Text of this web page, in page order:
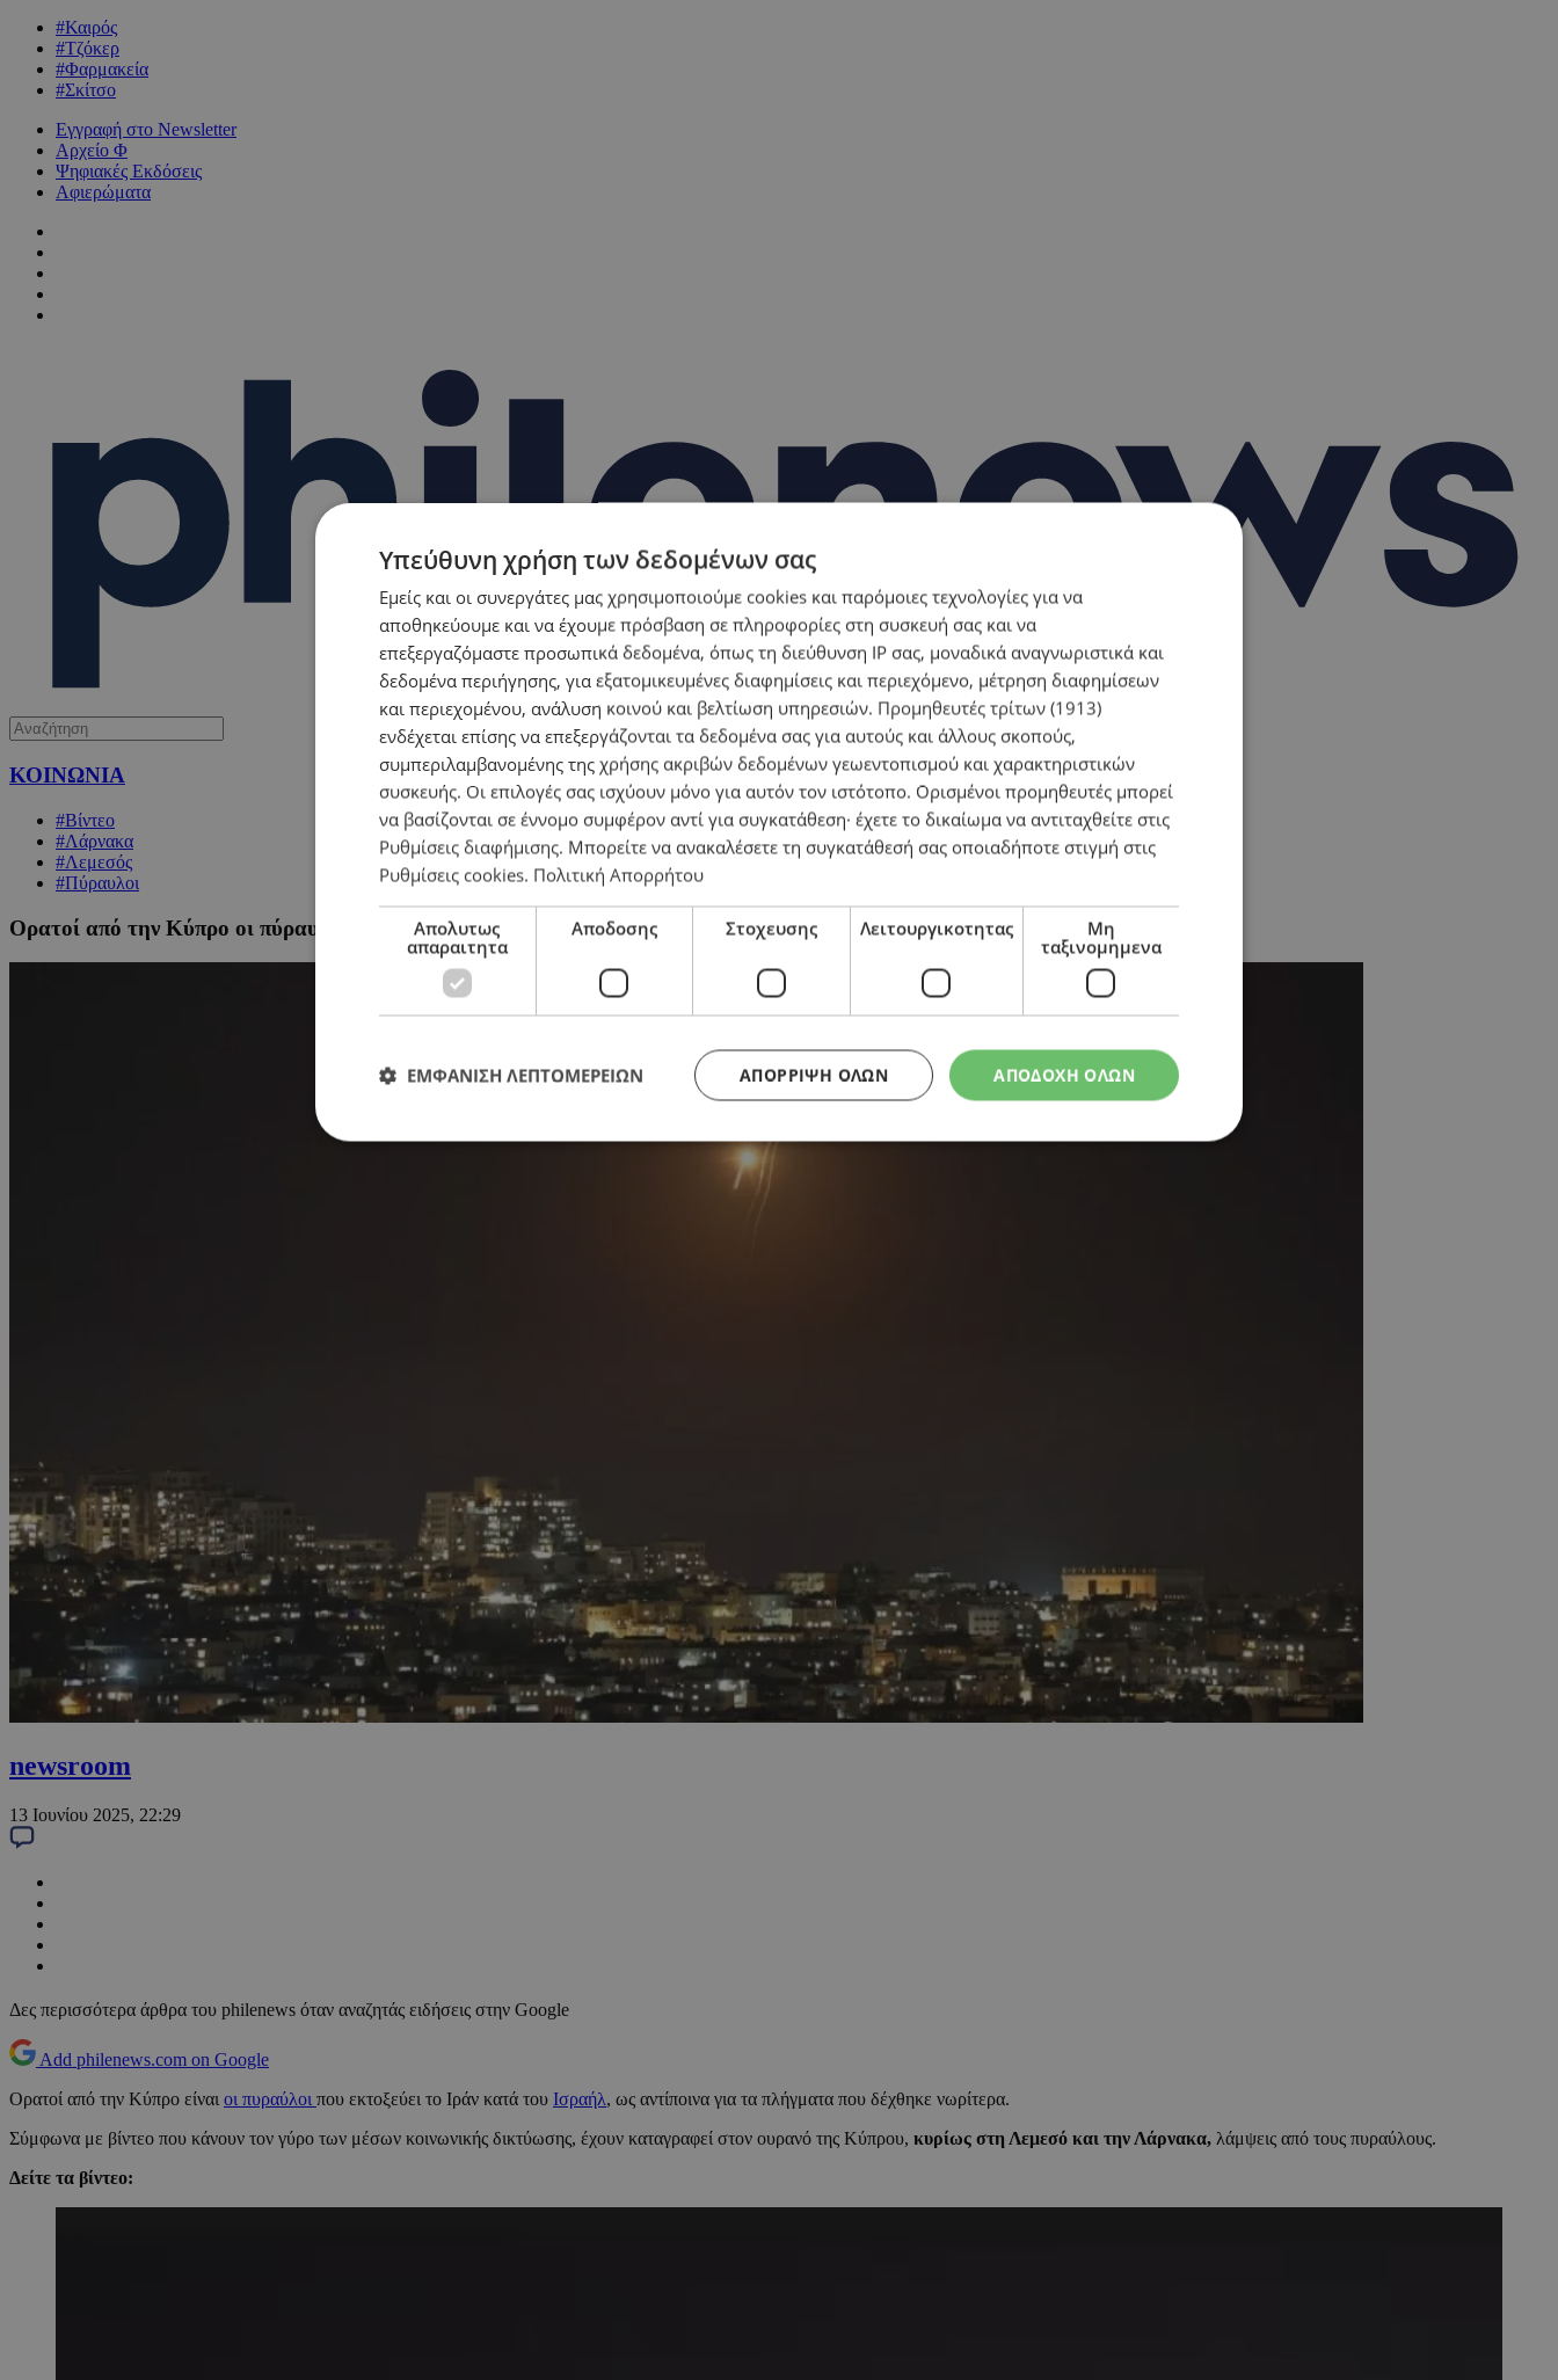
#Καιρός
#Τζόκερ
#Φαρμακεία
#Σκίτσο
Εγγραφή στο Newsletter
Αρχείο Φ
Ψηφιακές Εκδόσεις
Αφιερώματα
ΚΟΙΝΩΝΙΑ
#Βίντεο
#Λάρνακα
#Λεμεσός
#Πύραυλοι
Ορατοί από την Κύπρο οι πύραυλοι που εκτοξεύει το Ιράν κατά του Ισραήλ
newsroom
13 Ιουνίου 2025, 22:29
Δες περισσότερα άρθρα του philenews όταν αναζητάς ειδήσεις στην Google
Add philenews.com on Google
Ορατοί από την Κύπρο είναι οι πυραύλοι που εκτοξεύει το Ιράν κατά του Ισραήλ, ως αντίποινα για τα πλήγματα που δέχθηκε νωρίτερα.
Σύμφωνα με βίντεο που κάνουν τον γύρο των μέσων κοινωνικής δικτύωσης, έχουν καταγραφεί στον ουρανό της Κύπρου, κυρίως στη Λεμεσό και την Λάρνακα, λάμψεις από τους πυραύλους.
Δείτε τα βίντεο:
Υπεύθυνη χρήση των δεδομένων σας
Εμείς και οι συνεργάτες μας χρησιμοποιούμε cookies και παρόμοιες τεχνολογίες για να
αποθηκεύουμε και να έχουμε πρόσβαση σε πληροφορίες στη συσκευή σας και να
επεξεργαζόμαστε προσωπικά δεδομένα, όπως τη διεύθυνση IP σας, μοναδικά αναγνωριστικά και
δεδομένα περιήγησης, για εξατομικευμένες διαφημίσεις και περιεχόμενο, μέτρηση διαφημίσεων
και περιεχομένου, ανάλυση κοινού και βελτίωση υπηρεσιών. Προμηθευτές τρίτων (1913)
ενδέχεται επίσης να επεξεργάζονται τα δεδομένα σας για αυτούς και άλλους σκοπούς,
συμπεριλαμβανομένης της χρήσης ακριβών δεδομένων γεωεντοπισμού και χαρακτηριστικών
συσκευής. Οι επιλογές σας ισχύουν μόνο για αυτόν τον ιστότοπο. Ορισμένοι προμηθευτές μπορεί
να βασίζονται σε έννομο συμφέρον αντί για συγκατάθεση· έχετε το δικαίωμα να αντιταχθείτε στις
Ρυθμίσεις διαφήμισης. Μπορείτε να ανακαλέσετε τη συγκατάθεσή σας οποιαδήποτε στιγμή στις
Ρυθμίσεις cookies. Πολιτική Απορρήτου
Απολυτως
απαραιτητα
Αποδοσης Στοχευσης Λειτουργικοτητας
Μη
ταξινομημενα
ΑΠΟΔΟΧΗ ΟΛΩΝ
ΑΠΌΡΡΙΨΗ ΌΛΩΝ
ΕΜΦΑΝΙΣΗ ΛΕΠΤΟΜΕΡΕΙΩΝ